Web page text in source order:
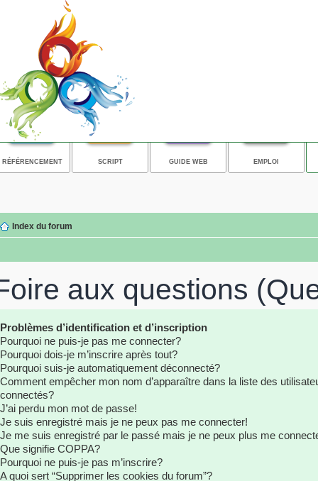
RÉFÉRENCEMENT SCRIPT GUIDE WEB EMPLOI
Index du forum
aux questions
Problèmes d’identification et d’inscription
Pourquoi ne puis-je pas me connecter?
Pourquoi dois-je m’inscrire après tout?
Pourquoi suis-je automatiquement déconnecté?
Comment empêcher mon nom d’apparaître dans la liste des
connectés?
J’ai perdu mon mot de passe!
Je suis enregistré mais je ne peux pas me connecter!
Je me suis enregistré par le passé mais je ne peux plus me
Que signifie COPPA?
Pourquoi ne puis-je pas m’inscrire?
A quoi sert “Supprimer les cookies du forum”?